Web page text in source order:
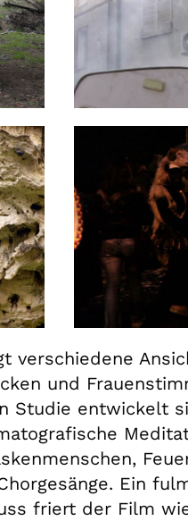
verschiedene
und
Studie entwickelt
Ein
friert der Film